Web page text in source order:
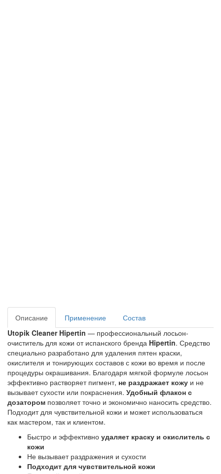
Описание Применение
Состав
Utopik Cleaner Hipertin — профессиональный лосьон-
очиститель для кожи от испанского бренда Hipertin. Средство
специально разработано для удаления пятен краски,
окислителя и тонирующих составов с кожи во время и после
процедуры окрашивания. Благодаря мягкой формуле лосьон
эффективно растворяет пигмент, не раздражает кожу и не
вызывает сухости или покраснения. Удобный флакон с
дозатором позволяет точно и экономично наносить средство.
Подходит для чувствительной кожи и может использоваться
как мастером, так и клиентом.
Быстро и эффективно удаляет краску и окислитель с
кожи
Не вызывает раздражения и сухости
Подходит для чувствительной кожи